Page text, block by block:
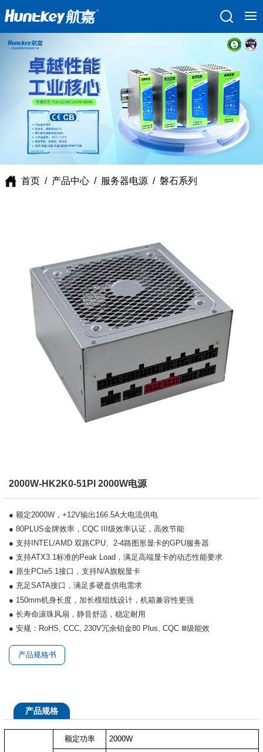
首页 / 产品中心 / 服务器电源 / 磐石系列
2000W-HK2K0-51PI 2000W电源
● 额定2000W，+12V输出166.5A大电流供电
● 80PLUS金牌效率，CQC III级效率认证，高效节能
● 支持INTEL/AMD 双路CPU、2-4路图形显卡的GPU服务器
● 支持ATX3.1标准的Peak Load，满足高端显卡的动态性能要求
● 原生PCIe5.1接口，支持N/A旗舰显卡
● 充足SATA接口，满足多硬盘供电需求
● 150mm机身长度，加长模组线设计，机箱兼容性更强
● 长寿命滚珠风扇，静音舒适，稳定耐用
● 安规：RoHS, CCC, 230V冗余铂金80 Plus, CQC Ⅲ级能效
产品规格书
产品规格
额定功率 2000W